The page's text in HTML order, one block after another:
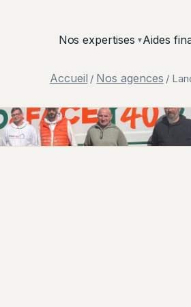
Nos expertises ▼Aides
Accueil / Nos agences /